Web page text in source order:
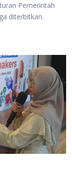
Pemerintah
diterbitkan.